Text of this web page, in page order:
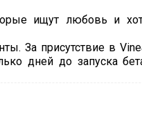
ищут любовь и
За присутствие в
дней до запуска